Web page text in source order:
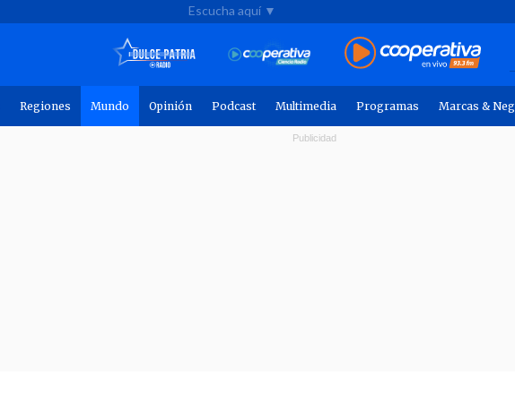
Escucha aquí ▼
Regiones Mundo Opinión Podcast Multimedia Programas Marcas &